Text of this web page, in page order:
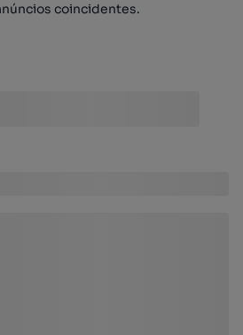
coincidentes.